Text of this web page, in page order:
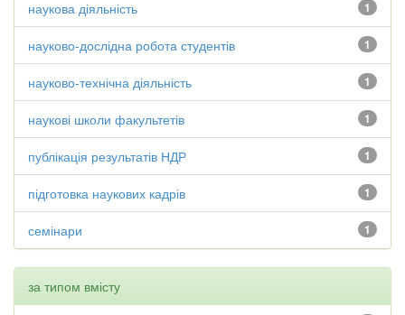
1
наукова діяльність
1
науково-дослідна робота студентів
1
науково-технічна діяльність
1
наукові школи факультетів
1
публікація результатів НДР
1
підготовка наукових кадрів
1
семінари
за типом вмісту